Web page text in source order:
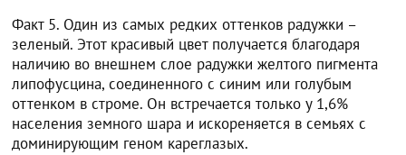
Факт 5. Один из самых редких оттенков радужки –
зеленый. Этот красивый цвет получается благодаря
наличию во внешнем слое радужки желтого пигмента
липофусцина, соединенного с синим или голубым
оттенком в строме. Он встречается только у 1,6%
населения земного шара и искореняется в семьях с
доминирующим геном кареглазых.